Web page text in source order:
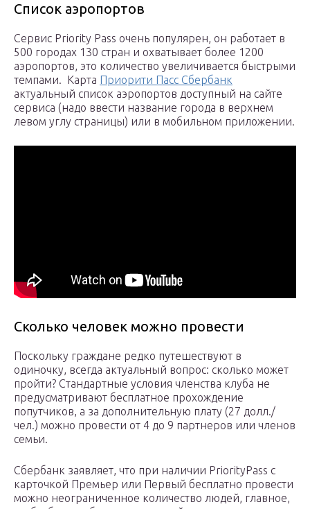
Список аэропортов
Сервис Priority Pass очень популярен, он работает в
500 городах 130 стран и охватывает более 1200
аэропортов, это количество увеличивается быстрыми
темпами. Карта Приорити Пасс Сбербанк
актуальный список аэропортов доступный на сайте
сервиса (надо ввести название города в верхнем
левом углу страницы) или в мобильном приложении.
Сколько человек можно провести
Поскольку граждане редко путешествуют в
одиночку, всегда актуальный вопрос: сколько может
пройти? Стандартные условия членства клуба не
предусматривают бесплатное прохождение
попутчиков, а за дополнительную плату (27 долл./
чел.) можно провести от 4 до 9 партнеров или членов
семьи.
Сбербанк заявляет, что при наличии PriorityPass с
карточкой Премьер или Первый бесплатно провести
можно неограниченное количество людей, главное,